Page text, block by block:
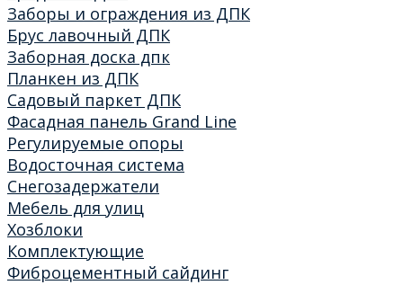
Заборы и ограждения из ДПК
Брус лавочный ДПК
Заборная доска дпк
Планкен из ДПК
Садовый паркет ДПК
Фасадная панель Grand Line
Регулируемые опоры
Водосточная система
Снегозадержатели
Мебель для улиц
Хозблоки
Комплектующие
Фиброцементный сайдинг